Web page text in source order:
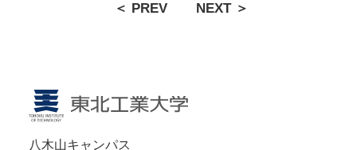
＜ PREV NEXT ＞
八木山キャンパス